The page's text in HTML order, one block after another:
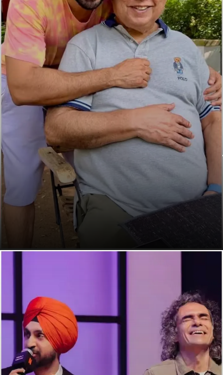
डेविड धवन और वरुण धवन
कॉमेडी के बादशाह डेविड अपने बेटे वरुण के साथ 'है
जवानी तो इश्क होना है' में. मृणाल ठाकुर और पूजा
हेगड़े लीड में. जून 2026 में धमाकेदार कॉमेडी आएगी.